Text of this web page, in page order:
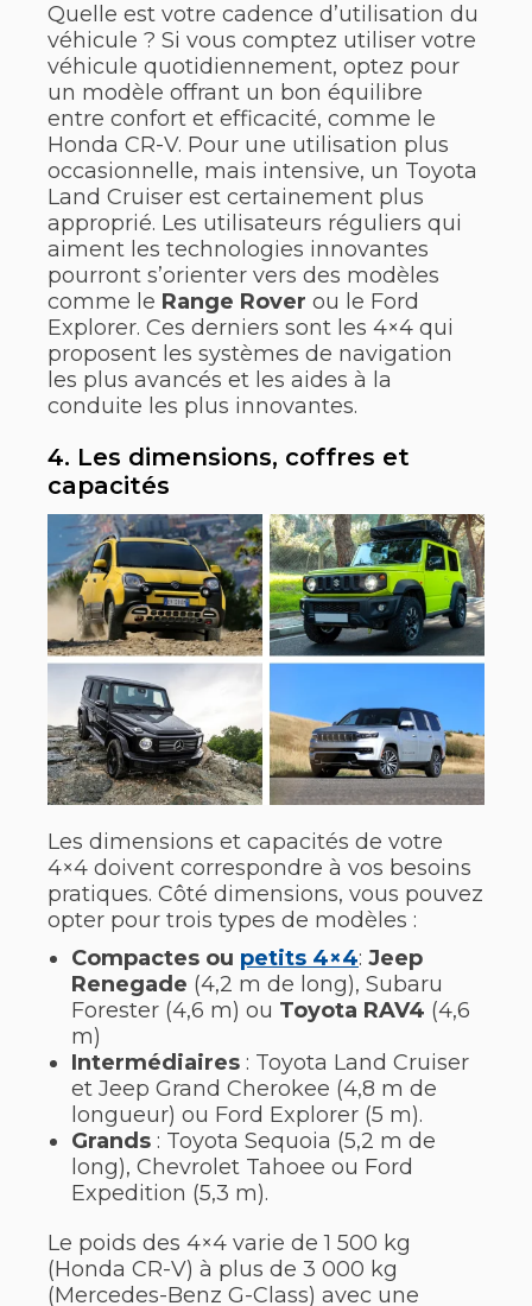
Quelle est votre cadence d’utilisation du
véhicule ? Si vous comptez utiliser votre
véhicule quotidiennement, optez pour
un modèle offrant un bon équilibre
entre confort et efficacité, comme le
Honda CR-V. Pour une utilisation plus
occasionnelle, mais intensive, un Toyota
Land Cruiser est certainement plus
approprié. Les utilisateurs réguliers qui
aiment les technologies innovantes
pourront s’orienter vers des modèles
comme le Range Rover ou le Ford
Explorer. Ces derniers sont les 4×4 qui
proposent les systèmes de navigation
les plus avancés et les aides à la
conduite les plus innovantes.
4. Les dimensions, coffres et
capacités
Les dimensions et capacités de votre
4×4 doivent correspondre à vos besoins
pratiques. Côté dimensions, vous pouvez
opter pour trois types de modèles :
Compactes ou petits 4×4: Jeep
Renegade (4,2 m de long), Subaru
Forester (4,6 m) ou Toyota RAV4 (4,6
m)
Intermédiaires : Toyota Land Cruiser
et Jeep Grand Cherokee (4,8 m de
longueur) ou Ford Explorer (5 m).
Grands : Toyota Sequoia (5,2 m de
long), Chevrolet Tahoee ou Ford
Expedition (5,3 m).
Le poids des 4×4 varie de 1 500 kg
(Honda CR-V) à plus de 3 000 kg
(Mercedes-Benz G-Class) avec une